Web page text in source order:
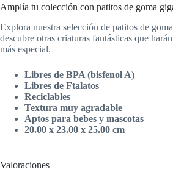
Amplía tu colección con patitos de goma
Explora nuestra selección de patitos de
descubre otras criaturas fantásticas que
más especial.
Libres de BPA (bisfenol A)
Libres de Ftalatos
Reciclables
Textura muy agradable
Aptos para bebes y mascotas
20.00 x 23.00 x 25.00 cm
Valoraciones